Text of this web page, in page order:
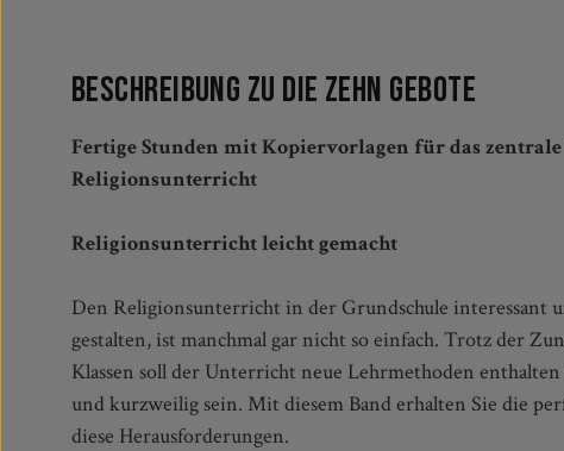
Beschreibung zu Die Zehn Gebote
Fertige Stunden mit Kopiervorlagen für das zentrale
Religionsunterricht
Religionsunterricht leicht gemacht
Den Religionsunterricht in der Grundschule interessant
gestalten, ist manchmal gar nicht so einfach. Trotz der
Klassen soll der Unterricht neue Lehrmethoden
und kurzweilig sein. Mit diesem Band erhalten Sie die
diese Herausforderungen.